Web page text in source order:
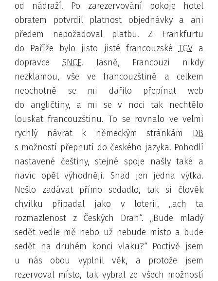
od nádraží. Po zarezervování pokoje hotel
obratem potvrdil platnost objednávky a ani
předem nepožadoval platbu. Z Frankfurtu
do Paříže bylo jisto jisté francouzské TGVa
dopravceSNCF. Jasně, Francouzi nikdy
nezklamou, vše ve francouzštině a celkem
neochotně se mi dařilo přepínat web
do angličtiny, a mi se v noci tak nechtělo
louskat francouzštinu. To se rovnalo ve velmi
rychlý návrat k německým stránkám DB
s možností přepnutí do českého jazyka. Pohodlí
nastavené češtiny, stejné spoje našly také a
navíc opět výhodněji. Snad jen jedna výtka.
Nešlo zadávat přímo sedadlo, tak si člověk
chvilku připadal jako v loterii,
ach ta
rozmazlenost z Českých Drah .
Bude mladý
sedět vedle mě nebo už nebude místo a bude
sedět na druhém konci vlaku? Poctivě jsem
u nás obou vyplnil věk, a protože jsem
rezervoval místo, tak vybral ze všech možností